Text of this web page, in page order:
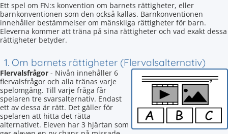
Ett spel om FN:s konvention om barnets rättigheter, eller
barnkonventionen som den också kallas. Barnkonventionen
innehåller bestämmelser om mänskliga rättigheter för barn.
Eleverna kommer att träna på sina rättigheter och vad exakt dessa
rättigheter betyder.
1. Om barnets rättigheter (Flervalsalternativ)
Flervalsfrågor - Nivån innehåller 6
flervalsfrågor och alla tränas varje
spelomgång. Till varje fråga får
spelaren tre svarsalternativ. Endast
ett av dessa är rätt. Det gäller för
spelaren att hitta det rätta
alternativet. Eleven har 3 hjärtan som